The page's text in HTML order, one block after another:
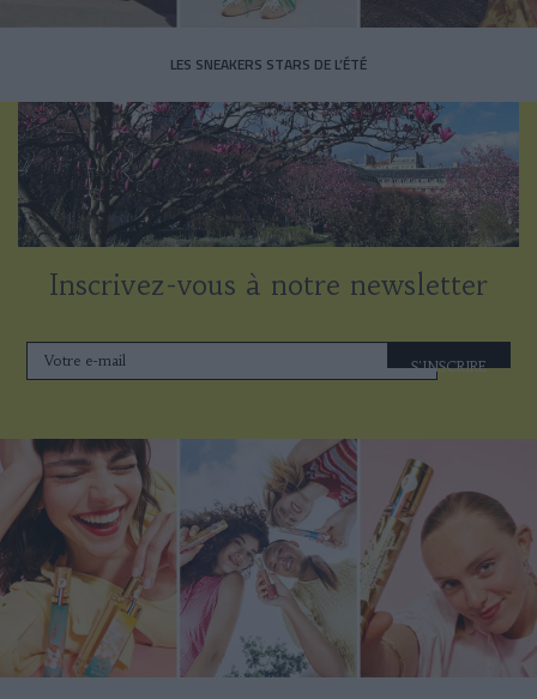
LES SNEAKERS STARS DE L’ÉTÉ
Inscrivez-vous à notre newsletter
S'INSCRIRE